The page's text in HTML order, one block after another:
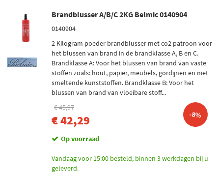
Brandblusser A/B/C 2KG Belmic 0140904
0140904
2 Kilogram poeder brandblusser met co2 patroon voor
het blussen van brand in de brandklasse A, B en C.
Brandklasse A: Voor het blussen van brand van vaste
stoffen zoals: hout, papier, meubels, gordijnen en niet
smeltende kunststoffen. Brandklasse B: Voor het
blussen van brand van vloeibare stoff...
€ 45,97
€ 42,29 -8%
Op voorraad
Vandaag voor 15:00 besteld, binnen 3 werkdagen bij u
geleverd.